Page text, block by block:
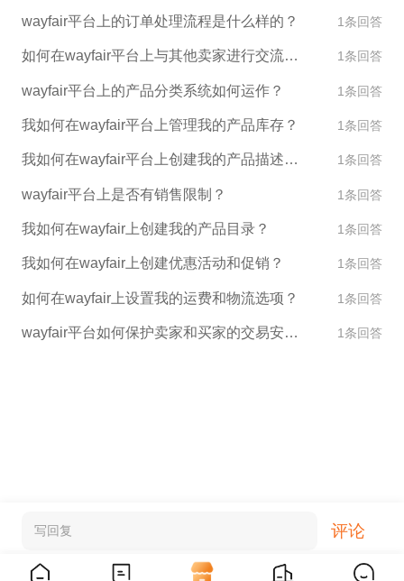
到问题，请及时联系Wayfair客服寻求帮助。
wayfair平台上的订单处理流程是什么样的？ 1条回答
如何在wayfair平台上与其他卖家进行交流和合作？ 1条回答
wayfair平台上的产品分类系统如何运作？ 1条回答
我如何在wayfair平台上管理我的产品库存？ 1条回答
我如何在wayfair平台上创建我的产品描述和图片？ 1条回答
wayfair平台上是否有销售限制？ 1条回答
我如何在wayfair上创建我的产品目录？ 1条回答
我如何在wayfair上创建优惠活动和促销？ 1条回答
如何在wayfair上设置我的运费和物流选项？ 1条回答
wayfair平台如何保护卖家和买家的交易安全？ 1条回答
写回复 评论